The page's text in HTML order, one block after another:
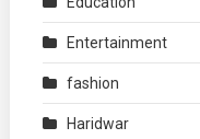
Entertainment
fashion
Haridwar